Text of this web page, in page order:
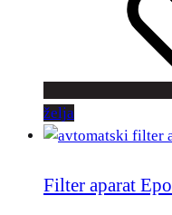
želja
Filter aparat